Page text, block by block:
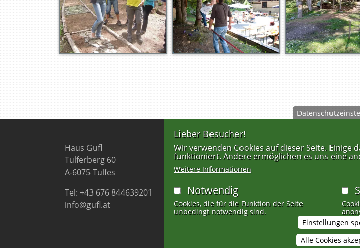
Haus Gufl
Tulferberg 60
A-6075 Tulfes
Tel: +43 676 844639201
info@gufl.at
Lieber Besucher!
Wir verwenden Cookies auf dieser Seite. Einige
funktioniert. Andere ermöglichen es uns eine
Weitere Informationen
Notwendig
Cookies, die für die Funktion der Seite
unbedingt notwendig sind.
Einstellungen
Alle Cookies